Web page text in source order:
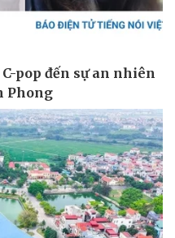
Quân sự - Quốc phòng
Vũ khí
Việt Nam
Phân tích